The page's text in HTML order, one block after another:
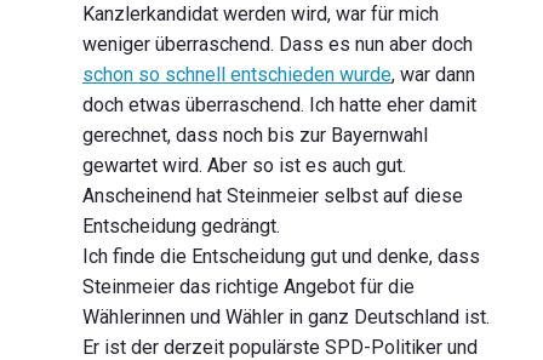
Kanzlerkandidat werden wird, war für mich
weniger überraschend. Dass es nun aber doch
schon so schnell entschieden wurde, war dann
doch etwas überraschend. Ich hatte eher damit
gerechnet, dass noch bis zur Bayernwahl
gewartet wird. Aber so ist es auch gut.
Anscheinend hat Steinmeier selbst auf diese
Entscheidung gedrängt.
Ich finde die Entscheidung gut und denke, dass
Steinmeier das richtige Angebot für die
Wählerinnen und Wähler in ganz Deutschland ist.
Er ist der derzeit populärste SPD-Politiker und